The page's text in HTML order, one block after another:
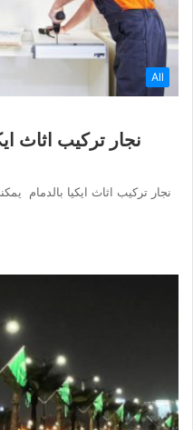
All
نجار تركيب اثاث
نجار تركيب اثاث ايكيا بالدمام